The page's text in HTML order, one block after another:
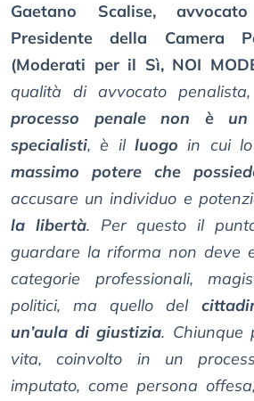
Gaetano Scalise,
Presidente della Camera
(Moderati per il Sì, NOI
qualità di avvocato
processo penale non è
specialisti, è il luogo in cui
massimo potere che
accusare un individuo e
la libertà. Per questo il
guardare la riforma non deve
categorie professionali,
politici, ma quello del
un’aula di giustizia. Chiunque
vita, coinvolto in un
imputato, come persona